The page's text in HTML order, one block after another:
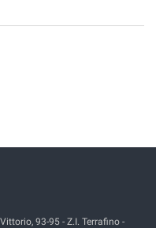
93-95 - Z.I. Terrafino -